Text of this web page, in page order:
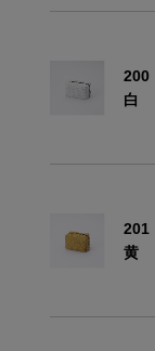
200
白
201
黄